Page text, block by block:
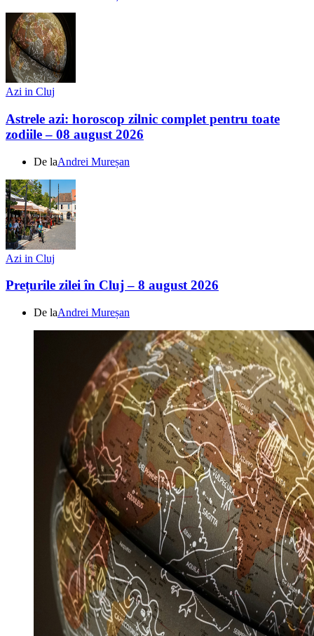
Azi in Cluj
Astrele azi: horoscop zilnic complet pentru toate
zodiile – 08 august 2026
De laAndrei Mureșan
Azi in Cluj
Prețurile zilei în Cluj – 8 august 2026
De laAndrei Mureșan